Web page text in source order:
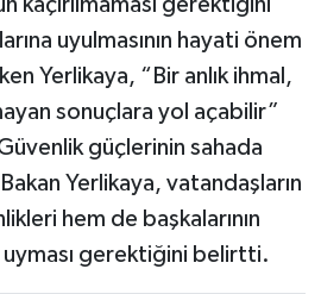
kaçırılmaması gerektiğini
uyulmasının hayati önem
Yerlikaya, “Bir anlık ihmal,
sonuçlara yol açabilir”
güçlerinin sahada
Yerlikaya, vatandaşların
hem de başkalarının
uyması gerektiğini belirtti.